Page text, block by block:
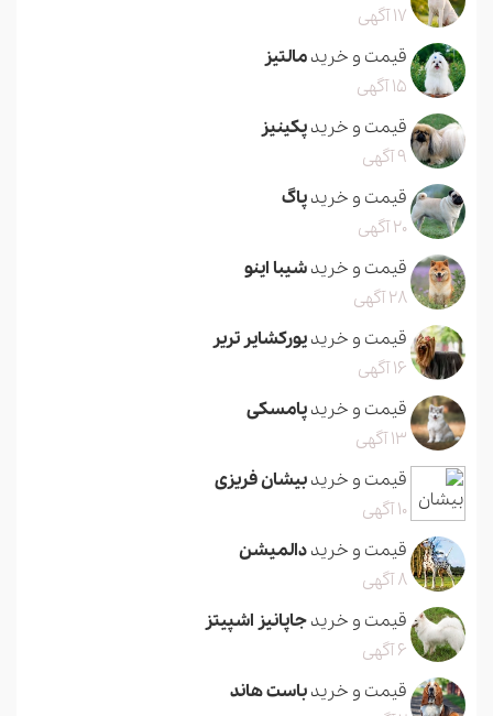
17 آگهی
قیمت و خریدمالتیز
15 آگهی
قیمت و خریدپکینیز
9 آگهی
قیمت و خریدپاگ
20 آگهی
قیمت و خریدشیبا اینو
28 آگهی
قیمت و خریدیورکشایر تریر
16 آگهی
قیمت و خریدپامسکی
13 آگهی
قیمت و خریدبیشان فریزی
10 آگهی
قیمت و خریددالمیشن
8 آگهی
قیمت و خریدجاپانیز اشپیتز
6 آگهی
قیمت و خریدباست هاند